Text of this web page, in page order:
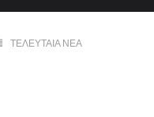
ΤΕΛΕΥΤΑΙΑ ΝΕΑ